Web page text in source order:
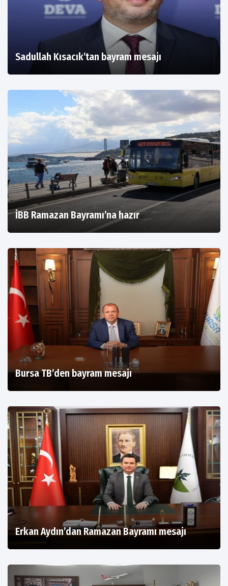
Sadullah Kısacık’tan bayram mesajı
İBB Ramazan Bayramı’na hazır
Bursa TB’den bayram mesajı
Erkan Aydın’dan Ramazan Bayramı mesajı